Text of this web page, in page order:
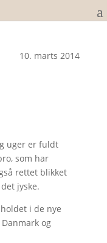
10. marts 2014
uger er fuldt
som har
rettet blikket
jyske.
i de nye
og